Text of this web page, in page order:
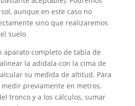
aunque en este caso no
sino que realizaremos
suelo
aparato completo de tabla de
la adidala con la cima de
su medida de altitud. Para
previamente en metros,
tronco y a los cálculos, sumar